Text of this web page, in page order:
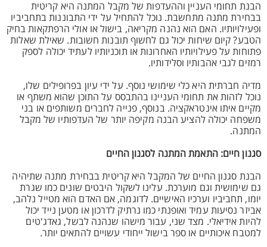
הבנת תחומי העניין וההעדפות של מקבל המתנה היא קריטית
בבחירת מתנה מתחשבת. נוכל להתחיל על ידי התבוננות בתחביביו
ופעילויותיו. האם הוא נהנה מקריאה, בישול או אולי הרפתקאות בחיק
הטבע? קיום שיחות יכול גם לחשוף תובנות חשובות. שאילת שאלות
פתוחות על פעילויותיו האחרונות או תוכניותיו לעתיד יכולה לספק
רמזים לגבי אהבותיו וסלידותיו.
מדיה חברתית היא כלי שימושי נוסף. על ידי עיון בפרופילים שלו,
נוכל לזהות את תחומי העניינו בהתבסס על התוכן שהוא משתף או
מקיים איתו אינטראקציה. בנוסף, פנייה לחברים משותפים או בני
משפחה יכולה להציע הבנה מקיפה יותר של העדפותיו של מקבל
המתנה.
סגנון חיים: התאמת המתנה לסגנון החיים
הבנת סגנון החיים של המקבל היא קריטית בבחירת מתנה שתיהיה
גם שימושית וגם מוערכת. עלינו לשקול היבטים שונים כמו שגרת
יומו, תחביביו וערכיו האישיים. לדוגמה, אם האדם הוא מטייל נלהב,
אביזר נסיעות עמיד ואופנתי כמו נרתיק לדרכון או מטען נייד יכול
להיות אידיאלי. מצד שני, עבור מישהו שנהנה לבשל, גאדג'טים
למטבח איכותיים או ספר בישול ייחודי עשויים להתאים יותר.